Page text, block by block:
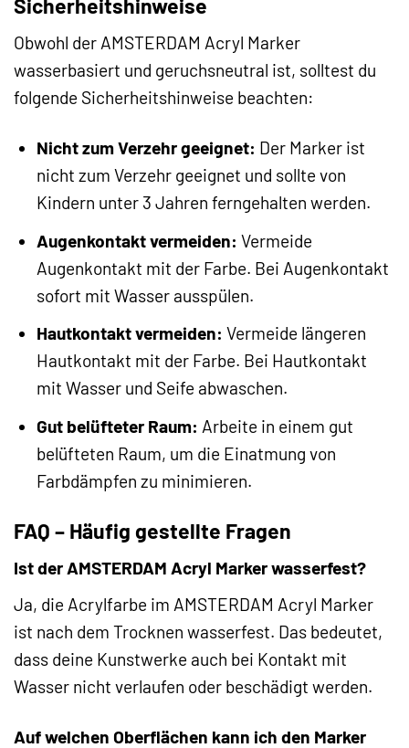
Sicherheitshinweise
Obwohl der AMSTERDAM Acryl Marker
wasserbasiert und geruchsneutral ist, solltest du
folgende Sicherheitshinweise beachten:
Nicht zum Verzehr geeignet: Der Marker ist
nicht zum Verzehr geeignet und sollte von
Kindern unter 3 Jahren ferngehalten werden.
Augenkontakt vermeiden: Vermeide
Augenkontakt mit der Farbe. Bei Augenkontakt
sofort mit Wasser ausspülen.
Hautkontakt vermeiden: Vermeide längeren
Hautkontakt mit der Farbe. Bei Hautkontakt
mit Wasser und Seife abwaschen.
Gut belüfteter Raum: Arbeite in einem gut
belüfteten Raum, um die Einatmung von
Farbdämpfen zu minimieren.
FAQ – Häufig gestellte Fragen
Ist der AMSTERDAM Acryl Marker wasserfest?
Ja, die Acrylfarbe im AMSTERDAM Acryl Marker
ist nach dem Trocknen wasserfest. Das bedeutet,
dass deine Kunstwerke auch bei Kontakt mit
Wasser nicht verlaufen oder beschädigt werden.
Auf welchen Oberflächen kann ich den Marker